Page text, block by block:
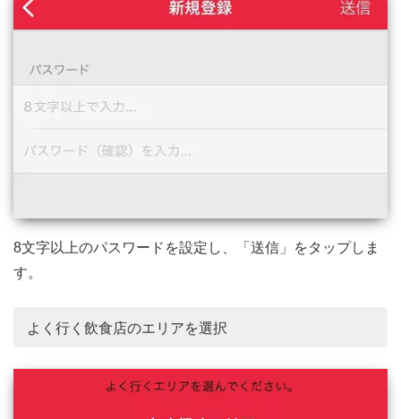
8文字以上のパスワードを設定し、「送信」をタップしま
す。
よく行く飲食店のエリアを選択